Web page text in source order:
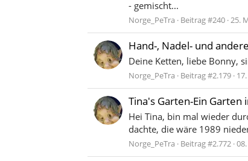
- gemischt...
Norge_PeTra Beitrag #240 25.
Hand-, Nadel- und
Deine Ketten, liebe Bonny,
Norge_PeTra Beitrag #2.179
Tina's Garten-Ein Garten
Hei Tina, bin mal wieder
dachte, die wäre 1989
Norge_PeTra Beitrag #2.772